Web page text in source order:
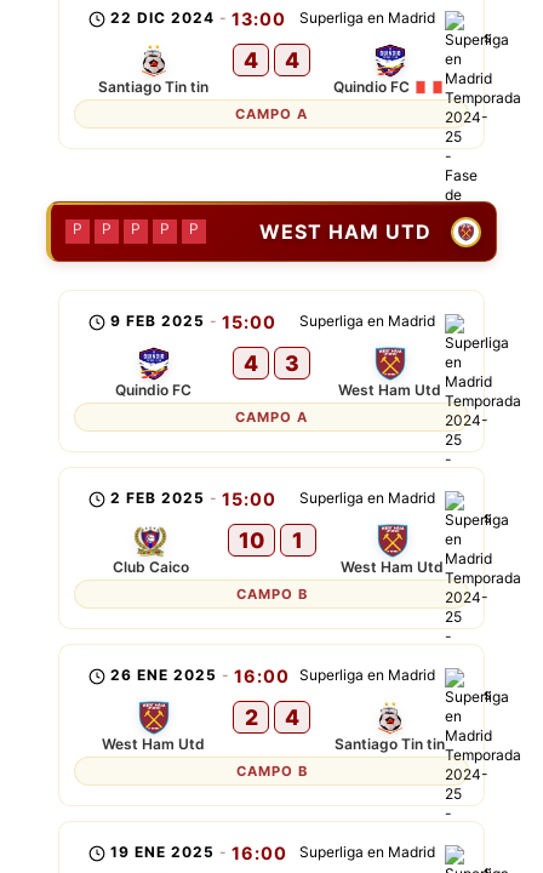
Superliga en Madrid
22 DIC 2024 - 13:00
Santiago Tin tin
4 4
Quindio FC
CAMPO A
WEST HAM UTD
P P P P P
Superliga en Madrid
9 FEB 2025 - 15:00
Quindio FC
4 3
West Ham Utd
CAMPO A
Superliga en Madrid
2 FEB 2025 - 15:00
Club Caico
10 1
West Ham Utd
CAMPO B
Superliga en Madrid
26 ENE 2025 - 16:00
West Ham Utd
2 4
Santiago Tin tin
CAMPO B
Superliga en Madrid
19 ENE 2025 - 16:00